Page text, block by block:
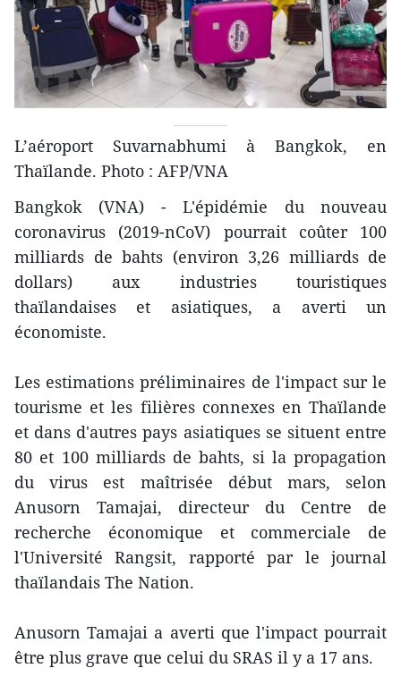
L’aéroport Suvarnabhumi à Bangkok, en
Thaïlande. Photo : AFP/VNA
Bangkok (VNA) - L'épidémie du nouveau
coronavirus (2019-nCoV) pourrait coûter 100
milliards de bahts (environ 3,26 milliards de
dollars) aux industries touristiques
thaïlandaises et asiatiques, a averti un
économiste.
Les estimations préliminaires de l'impact sur le
tourisme et les filières connexes en Thaïlande
et dans d'autres pays asiatiques se situent entre
80 et 100 milliards de bahts, si la propagation
du virus est maîtrisée début mars, selon
Anusorn Tamajai, directeur du Centre de
recherche économique et commerciale de
l'Université Rangsit, rapporté par le journal
thaïlandais The Nation.
Anusorn Tamajai a averti que l'impact pourrait
être plus grave que celui du SRAS il y a 17 ans.